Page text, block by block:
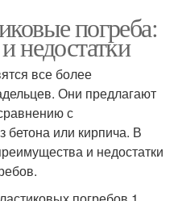
погреба:
недостатки
все более
Они предлагают
с
или кирпича. В
и недостатки